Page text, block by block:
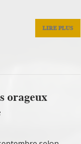
LIRE PLUS
orageux